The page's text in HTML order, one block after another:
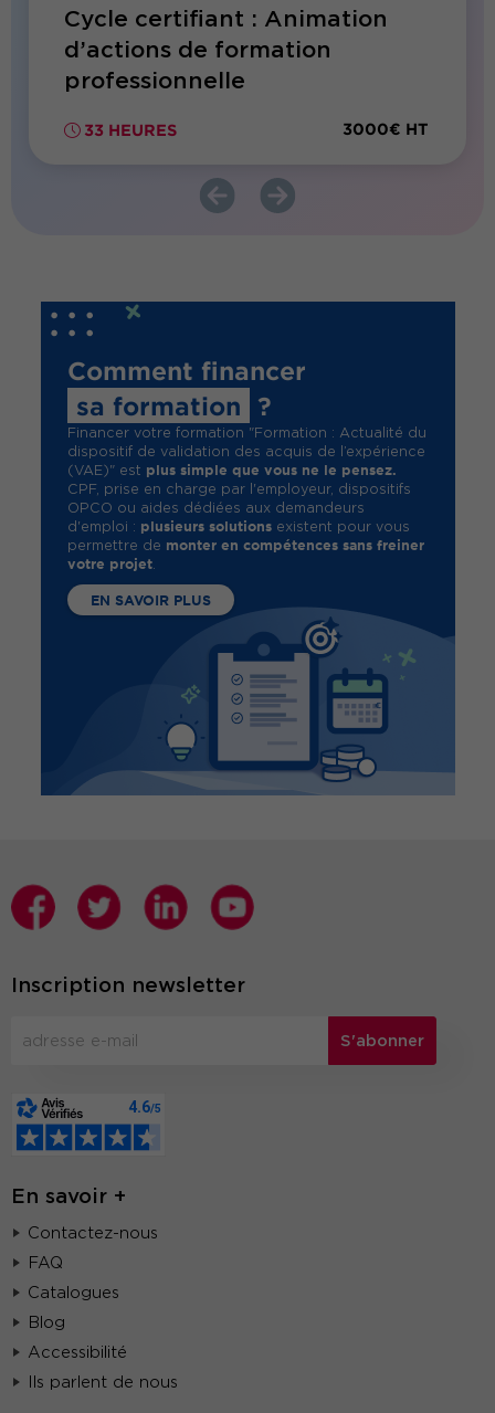
Cycle certifiant : Animation
d’actions de formation
professionnelle
33 HEURES 3000€ HT
Comment financer
sa formation
?
Financer votre formation "Formation : Actualité du
dispositif de validation des acquis de l’expérience
(VAE)" est plus simple que vous ne le pensez.
CPF, prise en charge par l'employeur, dispositifs
OPCO ou aides dédiées aux demandeurs
d'emploi : plusieurs solutionsexistent pour vous
permettre de monter en compétences sans freiner
votre projet.
EN SAVOIR PLUS
Inscription newsletter
S'abonner
En savoir +
Contactez-nous
FAQ
Catalogues
Blog
Accessibilité
Ils parlent de nous